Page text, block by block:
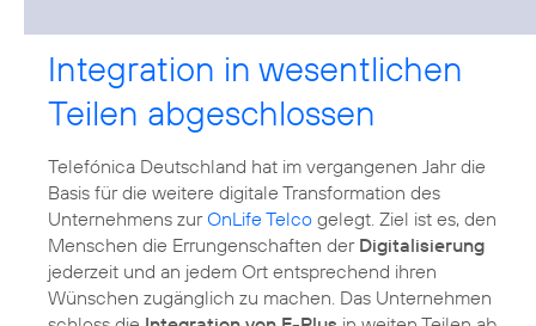
Integration in wesentlichen
Teilen abgeschlossen
Telefónica Deutschland hat im vergangenen Jahr die
Basis für die weitere digitale Transformation des
Unternehmens zurOnLife Telco gelegt. Ziel ist es, den
Menschen die Errungenschaften der Digitalisierung
jederzeit und an jedem Ort entsprechend ihren
Wünschen zugänglich zu machen. Das Unternehmen